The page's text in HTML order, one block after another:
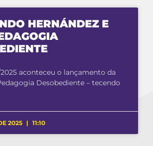
HERNÁNDEZ E
aconteceu o lançamento da
Desobediente – tecendo
2025 11:10